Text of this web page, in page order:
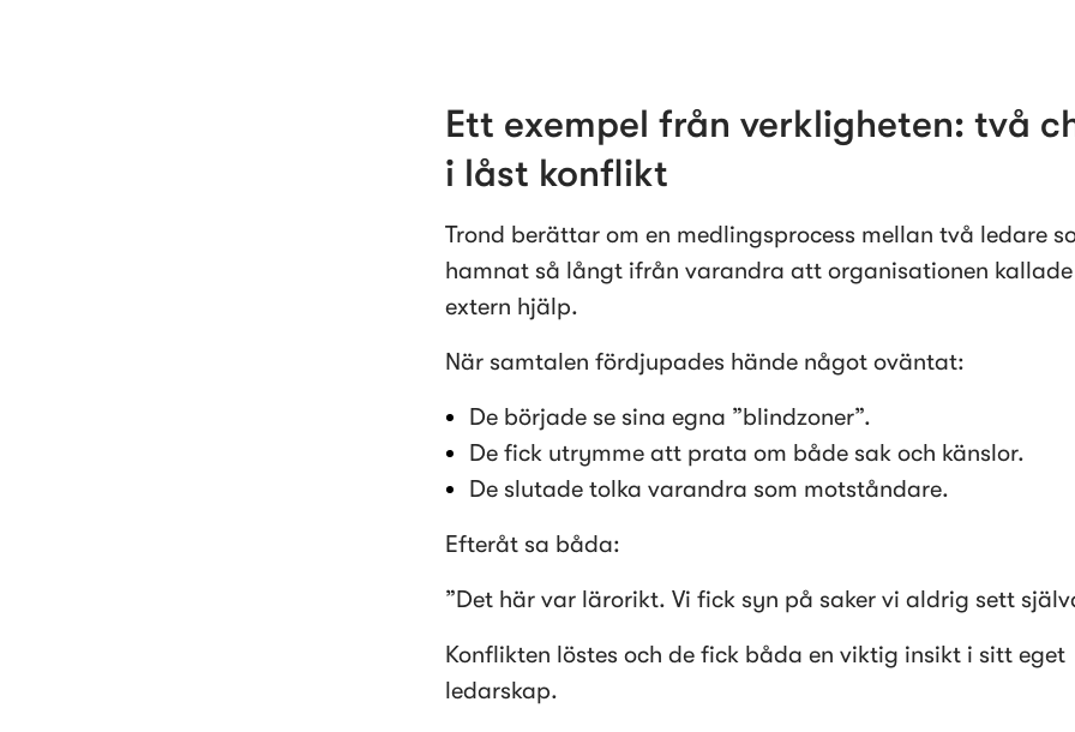
Ett exempel från verkligheten: två
i låst konflikt
Trond berättar om en medlingsprocess mellan två ledare
hamnat så långt ifrån varandra att organisationen
extern hjälp.
När samtalen fördjupades hände något oväntat:
De började se sina egna ”blindzoner”.
De fick utrymme att prata om både sak och känslor.
De slutade tolka varandra som motståndare.
Efteråt sa båda:
”Det här var lärorikt. Vi fick syn på saker vi aldrig sett
Konflikten löstes och de fick båda en viktig insikt i sitt eget
ledarskap.